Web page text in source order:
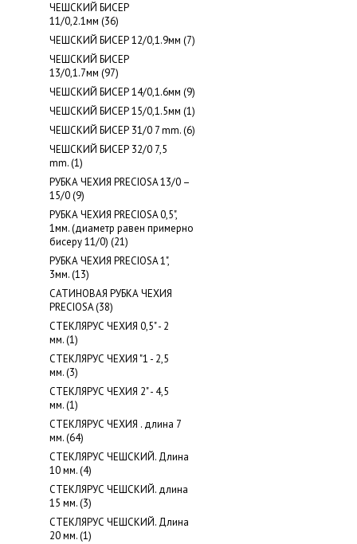
ЧЕШСКИЙ БИСЕР
11/0,2.1мм (36)
ЧЕШСКИЙ БИСЕР 12/0,1.9мм (7)
ЧЕШСКИЙ БИСЕР
13/0,1.7мм (97)
ЧЕШСКИЙ БИСЕР 14/0,1.6мм (9)
ЧЕШСКИЙ БИСЕР 15/0,1.5мм (1)
ЧЕШСКИЙ БИСЕР 31/0 7 mm. (6)
ЧЕШСКИЙ БИСЕР 32/0 7,5
mm. (1)
РУБКА ЧЕХИЯ PRECIOSA 13/0 –
15/0 (9)
РУБКА ЧЕХИЯ PRECIOSA 0,5",
1мм. (диаметр равен примерно
бисеру 11/0) (21)
РУБКА ЧЕХИЯ PRECIOSA 1",
3мм. (13)
САТИНОВАЯ РУБКА ЧЕХИЯ
PRECIOSA (38)
СТЕКЛЯРУС ЧЕХИЯ 0,5" - 2
мм. (1)
СТЕКЛЯРУС ЧЕХИЯ "1 - 2,5
мм. (3)
СТЕКЛЯРУС ЧЕХИЯ 2" - 4,5
мм. (1)
СТЕКЛЯРУС ЧЕХИЯ . длина 7
мм. (64)
СТЕКЛЯРУС ЧЕШСКИЙ. Длина
10 мм. (4)
СТЕКЛЯРУС ЧЕШСКИЙ. длина
15 мм. (3)
СТЕКЛЯРУС ЧЕШСКИЙ. Длина
20 мм. (1)